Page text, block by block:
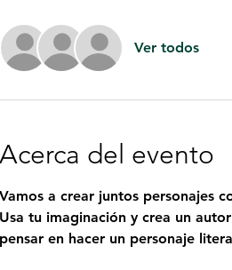
Ver todos
Acerca del evento
Vamos a crear juntos personajes
Usa tu imaginación y crea un
pensar en hacer un personaje